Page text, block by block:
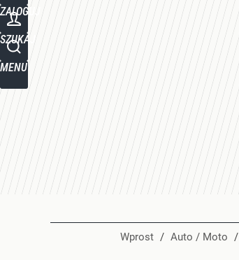
ZALOGUJ
SZUKAJ
MENU
Wprost / Auto / Moto /